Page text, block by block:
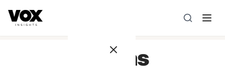
A direção estratégica é liderada por Vanessa Caldas e a
Marcas